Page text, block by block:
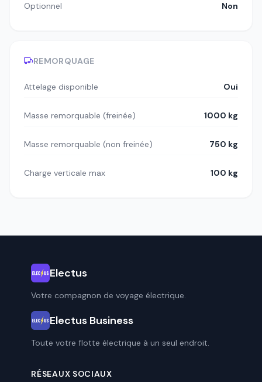
Optionnel Non
REMORQUAGE
Attelage disponible Oui
Masse remorquable (freinée) 1000 kg
Masse remorquable (non freinée) 750 kg
Charge verticale max 100 kg
Electus
Votre compagnon de voyage électrique.
Electus Business
Toute votre flotte électrique à un seul endroit.
RÉSEAUX SOCIAUX